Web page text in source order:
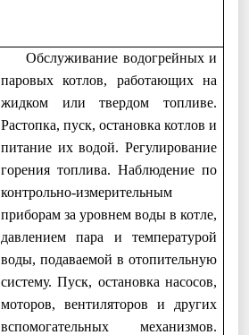
Обслуживание водогрейных и
паровых котлов, работающих на
жидком или твердом топливе.
Растопка, пуск, остановка котлов и
питание их водой. Регулирование
горения топлива. Наблюдение по
контрольно-измерительным
приборам за уровнем воды в котле,
давлением пара и температурой
воды, подаваемой в отопительную
систему. Пуск, остановка насосов,
моторов, вентиляторов и других
вспомогательных механизмов.